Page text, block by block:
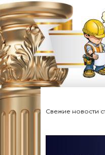
Свежие новости